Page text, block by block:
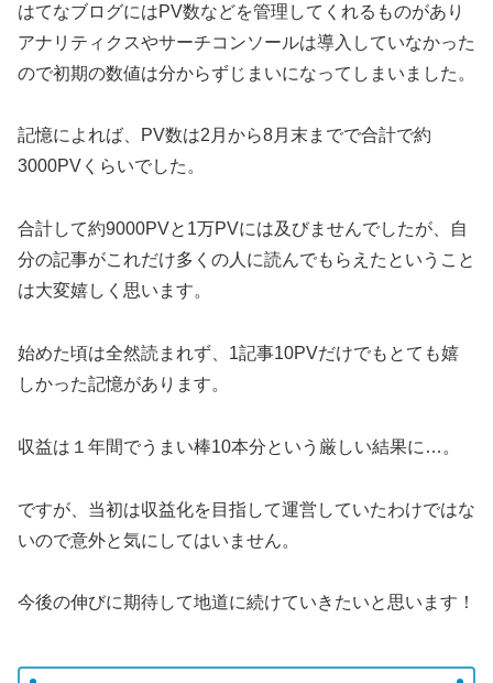
はてなブログにはPV数などを管理してくれるものがあり
アナリティクスやサーチコンソールは導入していなかった
ので初期の数値は分からずじまいになってしまいました。
記憶によれば、PV数は2月から8月末までで合計で約
3000PVくらいでした。
合計して約9000PVと1万PVには及びませんでしたが、自
分の記事がこれだけ多くの人に読んでもらえたということ
は大変嬉しく思います。
始めた頃は全然読まれず、1記事10PVだけでもとても嬉
しかった記憶があります。
収益は１年間でうまい棒10本分という厳しい結果に…。
ですが、当初は収益化を目指して運営していたわけではな
いので意外と気にしてはいません。
今後の伸びに期待して地道に続けていきたいと思います！